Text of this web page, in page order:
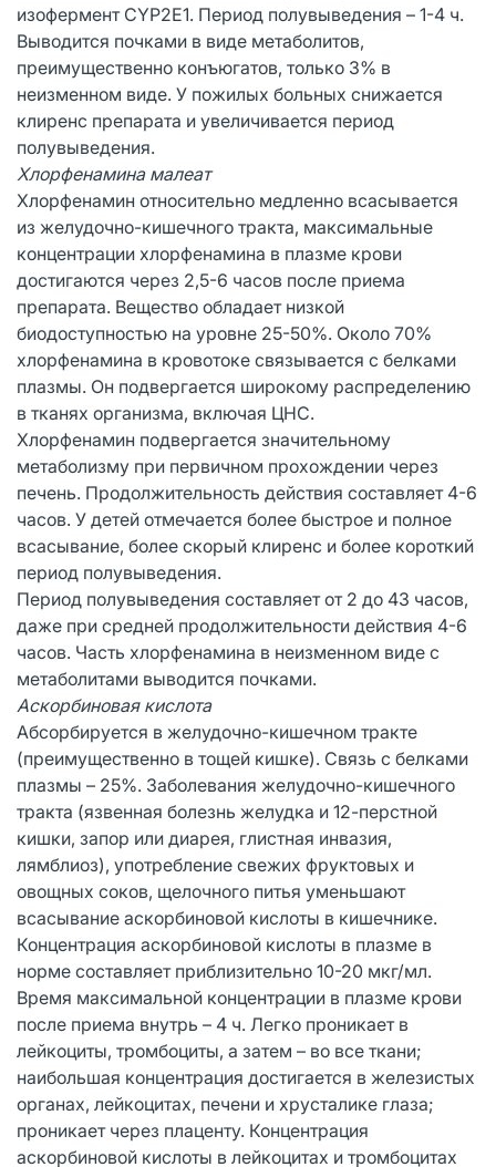
изофермент CYP2E1. Период полувыведения – 1-4 ч.
Выводится почками в виде метаболитов,
преимущественно конъюгатов, только 3% в
неизменном виде. У пожилых больных снижается
клиренс препарата и увеличивается период
полувыведения.
Хлорфенамина малеат
Хлорфенамин относительно медленно всасывается
из желудочно-кишечного тракта, максимальные
концентрации хлорфенамина в плазме крови
достигаются через 2,5-6 часов после приема
препарата. Вещество обладает низкой
биодоступностью на уровне 25-50%. Около 70%
хлорфенамина в кровотоке связывается с белками
плазмы. Он подвергается широкому распределению
в тканях организма, включая ЦНС.
Хлорфенамин подвергается значительному
метаболизму при первичном прохождении через
печень. Продолжительность действия составляет 4-6
часов. У детей отмечается более быстрое и полное
всасывание, более скорый клиренс и более короткий
период полувыведения.
Период полувыведения составляет от 2 до 43 часов,
даже при средней продолжительности действия 4-6
часов. Часть хлорфенамина в неизменном виде с
метаболитами выводится почками.
Аскорбиновая кислота
Абсорбируется в желудочно-кишечном тракте
(преимущественно в тощей кишке). Связь с белками
плазмы – 25%. Заболевания желудочно-кишечного
тракта (язвенная болезнь желудка и 12-перстной
кишки, запор или диарея, глистная инвазия,
лямблиоз), употребление свежих фруктовых и
овощных соков, щелочного питья уменьшают
всасывание аскорбиновой кислоты в кишечнике.
Концентрация аскорбиновой кислоты в плазме в
норме составляет приблизительно 10-20 мкг/мл.
Время максимальной концентрации в плазме крови
после приема внутрь – 4 ч. Легко проникает в
лейкоциты, тромбоциты, а затем – во все ткани;
наибольшая концентрация достигается в железистых
органах, лейкоцитах, печени и хрусталике глаза;
проникает через плаценту. Концентрация
аскорбиновой кислоты в лейкоцитах и тромбоцитах